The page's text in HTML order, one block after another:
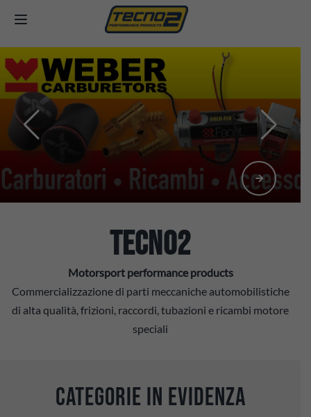
TECNO2
Motorsport performance products
Commercializzazione di parti meccaniche automobilistiche
di alta qualità, frizioni, raccordi, tubazioni e ricambi motore
speciali
CATEGORIE IN EVIDENZA